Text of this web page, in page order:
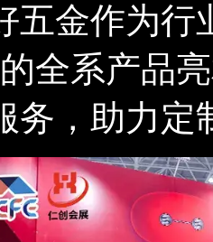
五金作为行
全系产品
务，助力定